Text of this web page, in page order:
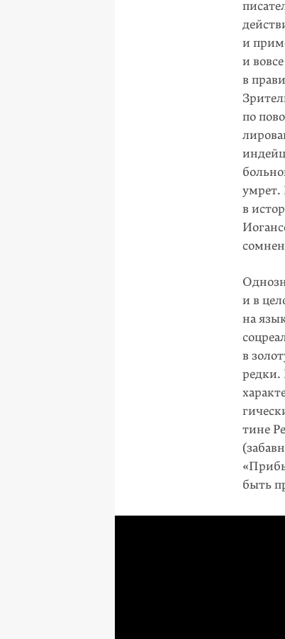
и
и
в
по
умрет.
в
и в
на
в
редки.
тине
быть